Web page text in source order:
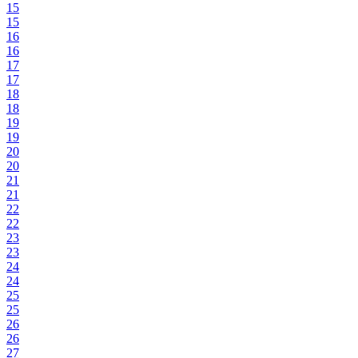
15
15
16
16
17
17
18
18
19
19
20
20
21
21
22
22
23
23
24
24
25
25
26
26
27